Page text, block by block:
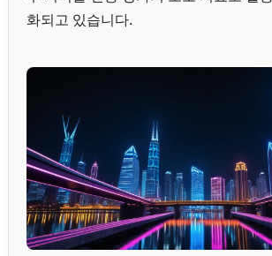
화되고 있습니다.